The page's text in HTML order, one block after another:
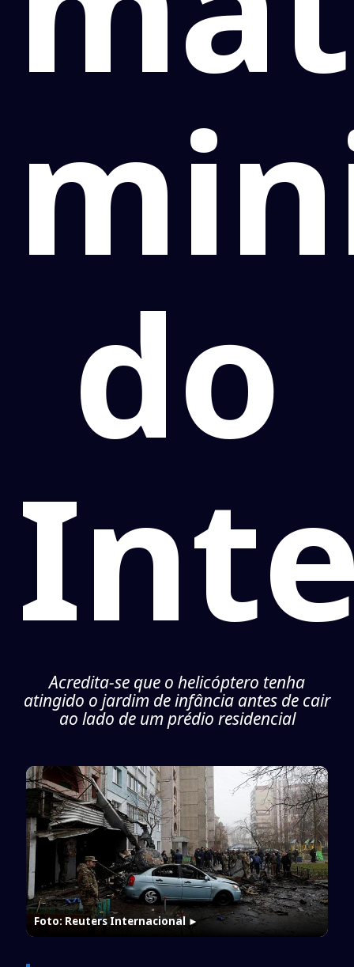
do
Acredita-se que o helicóptero tenha
atingido o jardim de infância antes de cair
ao lado de um prédio residencial
Foto: Reuters Internacional►